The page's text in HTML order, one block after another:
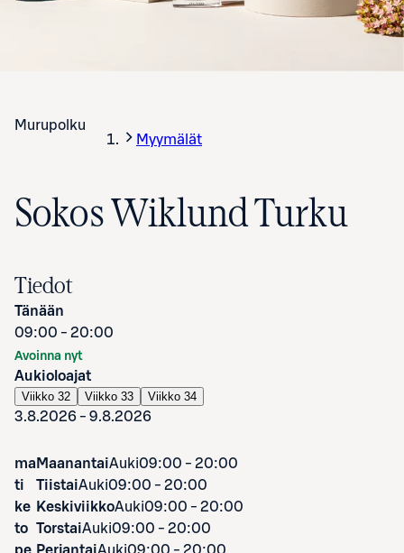
Murupolku
Myymälät
Sokos Wiklund Turku
Tiedot
Tänään
09:00 - 20:00
Avoinna nyt
Aukioloajat
Viikko 32 Viikko 33 Viikko 34
3.8.2026 - 9.8.2026
ma MaanantaiAuki09:00 - 20:00
ti
TiistaiAuki09:00 - 20:00
ke KeskiviikkoAuki09:00 - 20:00
to TorstaiAuki09:00 - 20:00